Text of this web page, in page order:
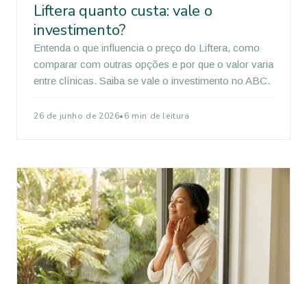
Liftera quanto custa: vale o
investimento?
Entenda o que influencia o preço do Liftera, como
comparar com outras opções e por que o valor varia
entre clínicas. Saiba se vale o investimento no ABC.
26 de junho de 2026•6 min de leitura